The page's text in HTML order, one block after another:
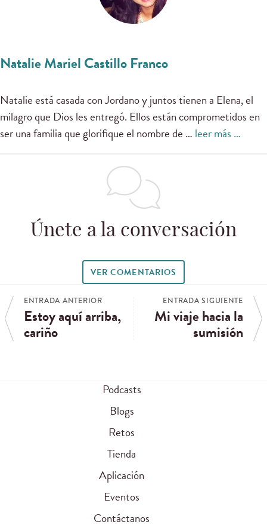
Natalie Mariel Castillo Franco
Natalie está casada con Jordano y juntos tienen a Elena, el
milagro que Dios les entregó. Ellos están comprometidos en
ser una familia que glorifique el nombre de … leer más …
Únete a la conversación
VER COMENTARIOS
ENTRADA ANTERIOR
Estoy aquí arriba,
cariño
ENTRADA SIGUIENTE
Mi viaje hacia la
sumisión
Podcasts
Blogs
Retos
Tienda
Aplicación
Eventos
Contáctanos